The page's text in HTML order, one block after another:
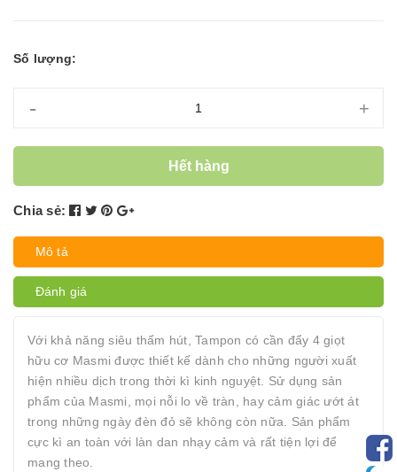
Số lượng:
- +
Hết hàng
Chia sẻ:
Mô tả
Đánh giá
Với khả năng siêu thấm hút, Tampon có cần đẩy 4 giọt
hữu cơ Masmi được thiết kế dành cho những người xuất
hiện nhiều dịch trong thời kì kinh nguyệt. Sử dụng sản
phẩm của Masmi, mọi nỗi lo về tràn, hay cảm giác ướt át
trong những ngày đèn đỏ sẽ không còn nữa. Sản phẩm
cực kì an toàn với làn dan nhạy cảm và rất tiện lợi để
mang theo.